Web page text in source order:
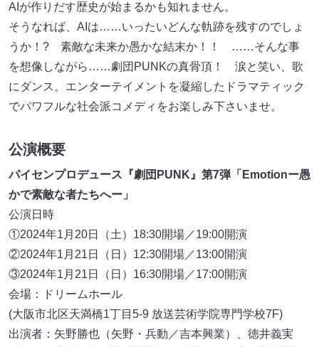
AIが作りだす歴史が始まるかも知れません。
そうなれば、AIは……いったいどんな軌跡を残すのでしょ
うか！? 素敵な未来か愚かな結末か！！ ……そんな事
を想像しながら……劇団PUNKの真骨頂！ 涙と笑い、歌
にダンス。エンターテイメントを凝縮したドラマティック
でパワフルな社会派コメディをお楽しみ下さいませ。
公演概要
パイセンプロデュース『劇団PUNK』第7弾「Emotionー愚
かで素敵な者たちへー」
公演日時
①2024年1月20日（土）18:30開場／19:00開演
②2024年1月21日（日）12:30開場／13:00開演
③2024年1月21日（日）16:30開場／17:00開演
会場：ドリームホール
(大阪市北区天満橋1丁目5-9 放送芸術学院専門学校7F)
出演者：矢野勝也（矢野・兵動／吉本興業）、徳井義実